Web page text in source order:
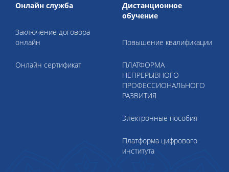
Онлайн служба
Заключение договора
онлайн
Онлайн сертификат
Дистанционное
обучение
Повышение квалификации
ПЛАТФОРМА
НЕПРЕРЫВНОГО
ПРОФЕССИОНАЛЬНОГО
РАЗВИТИЯ
Электронные пособия
Платформа цифрового
института